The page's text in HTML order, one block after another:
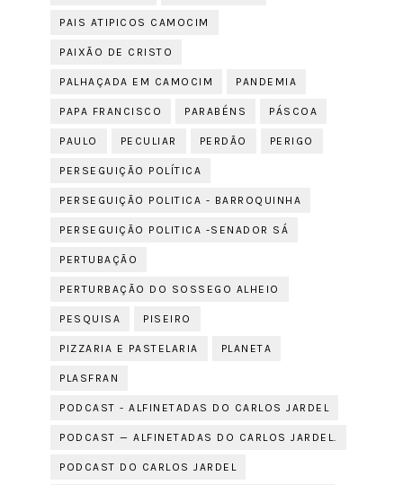
PAIS ATIPICOS CAMOCIM
PAIXÃO DE CRISTO
PALHAÇADA EM CAMOCIM PANDEMIA
PAPA FRANCISCO PARABÉNS PÁSCOA
PAULO PECULIAR PERDÃO PERIGO
PERSEGUIÇÃO POLÍTICA
PERSEGUIÇÃO POLITICA - BARROQUINHA
PERSEGUIÇÃO POLITICA -SENADOR SÁ
PERTUBAÇÃO
PERTURBAÇÃO DO SOSSEGO ALHEIO
PESQUISA PISEIRO
PIZZARIA E PASTELARIA PLANETA
PLASFRAN
PODCAST - ALFINETADAS DO CARLOS JARDEL
PODCAST — ALFINETADAS DO CARLOS JARDEL.
PODCAST DO CARLOS JARDEL